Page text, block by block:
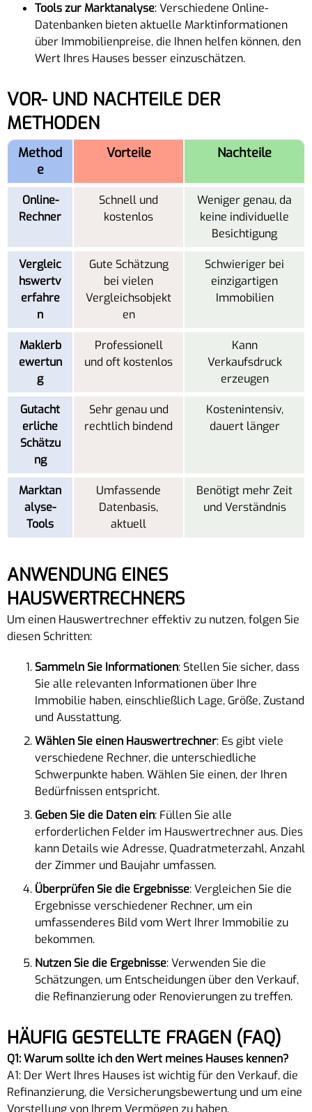
Tools zur Marktanalyse: Verschiedene Online-
Datenbanken bieten aktuelle Marktinformationen
über Immobilienpreise, die Ihnen helfen können, den
Wert Ihres Hauses besser einzuschätzen.
VOR- UND NACHTEILE DER
METHODEN
Method
e
Vorteile Nachteile
Online-
Rechner
Schnell und
kostenlos
Weniger genau, da
keine individuelle
Besichtigung
Vergleic
hswertv
erfahre
n
Gute Schätzung
bei vielen
Vergleichsobjekt
en
Schwieriger bei
einzigartigen
Immobilien
Maklerb
ewertun
g
Professionell
und oft kostenlos
Kann
Verkaufsdruck
erzeugen
Gutacht
erliche
Schätzu
ng
Sehr genau und
rechtlich bindend
Kostenintensiv,
dauert länger
Marktan
alyse-
Tools
Umfassende
Datenbasis,
aktuell
Benötigt mehr Zeit
und Verständnis
ANWENDUNG EINES
HAUSWERTRECHNERS
Um einen Hauswertrechner effektiv zu nutzen, folgen Sie
diesen Schritten:
Sammeln Sie Informationen: Stellen Sie sicher, dass
Sie alle relevanten Informationen über Ihre
Immobilie haben, einschließlich Lage, Größe, Zustand
und Ausstattung.
Wählen Sie einen Hauswertrechner: Es gibt viele
verschiedene Rechner, die unterschiedliche
Schwerpunkte haben. Wählen Sie einen, der Ihren
Bedürfnissen entspricht.
Geben Sie die Daten ein: Füllen Sie alle
erforderlichen Felder im Hauswertrechner aus. Dies
kann Details wie Adresse, Quadratmeterzahl, Anzahl
der Zimmer und Baujahr umfassen.
Überprüfen Sie die Ergebnisse: Vergleichen Sie die
Ergebnisse verschiedener Rechner, um ein
umfassenderes Bild vom Wert Ihrer Immobilie zu
bekommen.
Nutzen Sie die Ergebnisse: Verwenden Sie die
Schätzungen, um Entscheidungen über den Verkauf,
die Refinanzierung oder Renovierungen zu treffen.
HÄUFIG GESTELLTE FRAGEN (FAQ)
Q1: Warum sollte ich den Wert meines Hauses kennen?
A1: Der Wert Ihres Hauses ist wichtig für den Verkauf, die
Refinanzierung, die Versicherungsbewertung und um eine
Vorstellung von Ihrem Vermögen zu haben.